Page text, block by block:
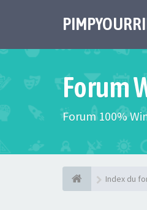
Forum
Forum 100%
Index du